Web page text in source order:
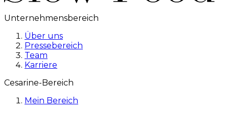
Unternehmensbereich
Über uns
Pressebereich
Team
Karriere
Cesarine-Bereich
Mein Bereich